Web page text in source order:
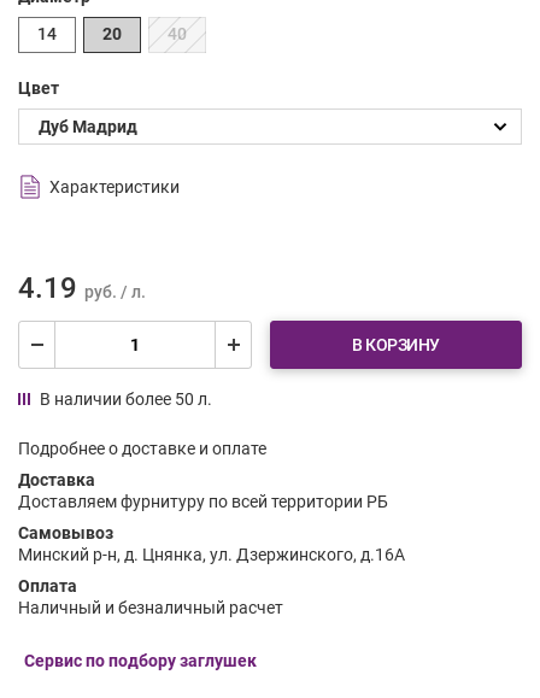
14
20 40
Цвет
Характеристики
4.19 руб. / л.
В КОРЗИНУ
В наличии более 50 л.
Подробнее о доставке и оплате
Доставка
Доставляем фурнитуру по всей территории РБ
Самовывоз
Минский р-н, д. Цнянка, ул. Дзержинского, д.16А
Оплата
Наличный и безналичный расчет
Сервис по подбору заглушек